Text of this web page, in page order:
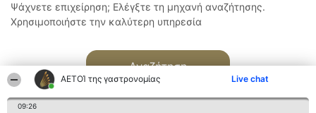
ΑΕΤΟΊ της γαστρονομίας Live chat
09:26
Ψάχνετε επιχείρηση; Ελέγξτε τη μηχανή αναζήτησης.
Χρησιμοποιήστε την καλύτερη υπηρεσία
Αναζήτηση